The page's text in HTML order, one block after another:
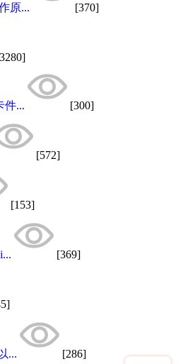
原... [370]
件... [300]
[572]
[153]
[369]
... [286]